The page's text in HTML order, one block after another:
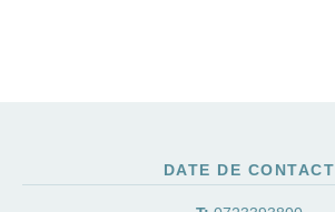
DATE DE CONTACT